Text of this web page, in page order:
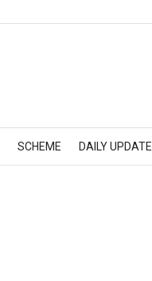
SCHEME DAILY UPDATE